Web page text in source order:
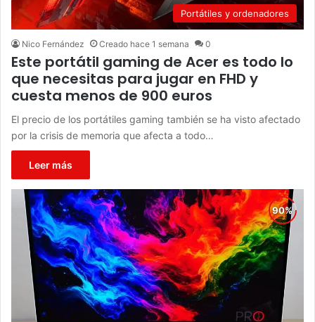
Portátiles y ordenadores
Nico Fernández Creado hace 1 semana 0
Este portátil gaming de Acer es todo lo
que necesitas para jugar en FHD y
cuesta menos de 900 euros
El precio de los portátiles gaming también se ha visto afectado
por la crisis de memoria que afecta a todo…
Leer más